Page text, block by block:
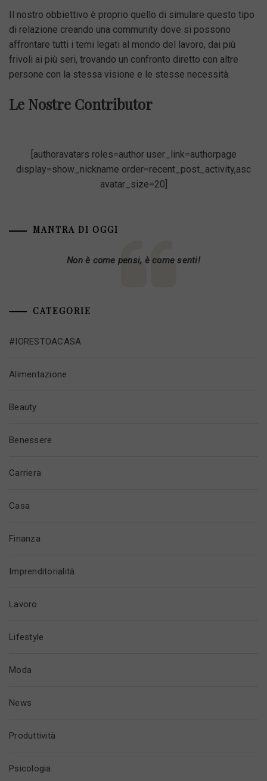
Il nostro obbiettivo è proprio quello di simulare questo tipo
di relazione creando una community dove si possono
affrontare tutti i temi legati al mondo del lavoro, dai più
frivoli ai più seri, trovando un confronto diretto con altre
persone con la stessa visione e le stesse necessità.
Le Nostre Contributor
[authoravatars roles=author user_link=authorpage
display=show_nickname order=recent_post_activity,asc
avatar_size=20]
MANTRA DI OGGI
Non è come pensi, è come senti!
CATEGORIE
#IORESTOACASA
Alimentazione
Beauty
Benessere
Carriera
Casa
Finanza
Imprenditorialità
Lavoro
Lifestyle
Moda
News
Produttività
Psicologia